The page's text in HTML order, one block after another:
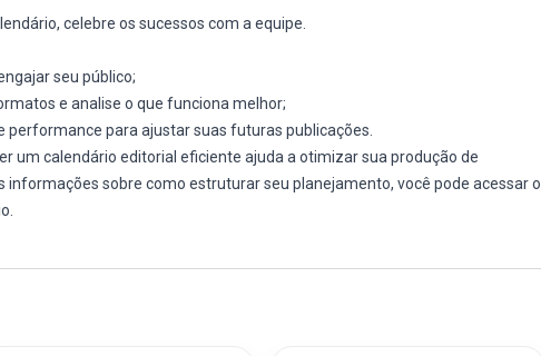
celebre os sucessos com a equipe.
seu público;
e analise o que funciona melhor;
performance para ajustar suas futuras publicações.
um calendário editorial eficiente ajuda a otimizar sua produção de
sobre como estruturar seu planejamento, você pode acessar o